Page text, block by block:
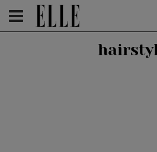
HOMEPAGE /BEAUTY